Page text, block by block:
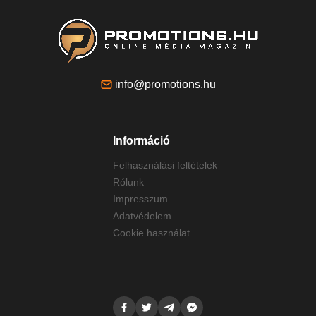
info@promotions.hu
Információ
Felhasználási feltételek
Rólunk
Impresszum
Adatvédelem
Cookie használat